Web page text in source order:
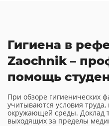
Гигиена в
Zaochnik –
помощь
При обзоре гигиенических
учитываются условия
окружающей среды. Доклад
выходящих за пределы